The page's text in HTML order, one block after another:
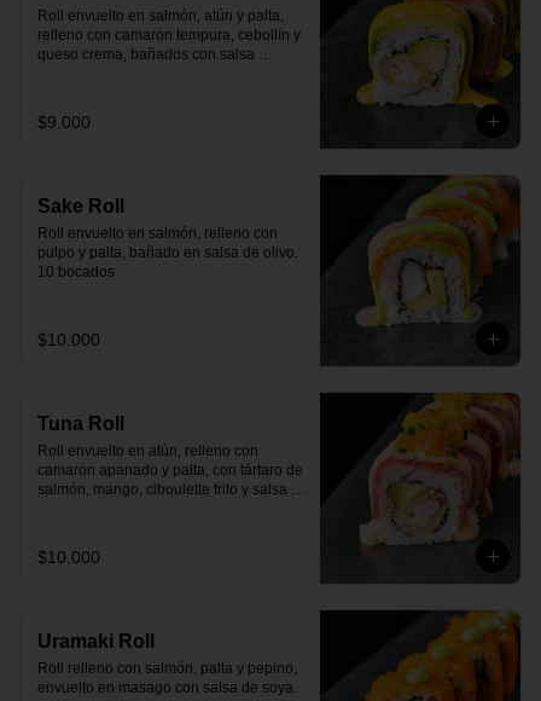
Roll envuelto en salmón, atún y palta,
relleno con camarón tempura, cebollín y
queso crema, bañados con salsa
$9.000
Sake Roll
Roll envuelto en salmón, relleno con
pulpo y palta, bañado en salsa de olivo.
10 bocados
$10.000
Tuna Roll
Roll envuelto en atún, relleno con
camarón apanado y palta, con tártaro de
salmón, mango, ciboulette frito y salsa
$10.000
Uramaki Roll
Roll relleno con salmón, palta y pepino,
envuelto en masago con salsa de soya.